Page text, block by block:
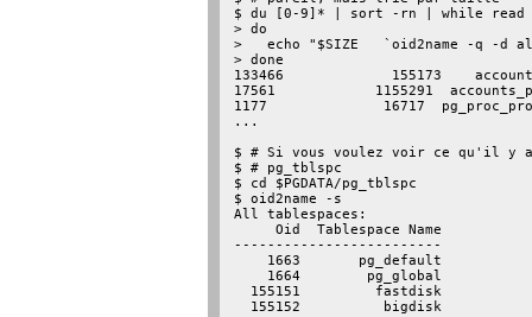
$ du [0-9]* | sort -rn | while read
> do
>   echo "$SIZE   `oid2name -q -d
> done
133466             155173
17561            1155291
1177              16717
...
$ # Si vous voulez voir ce qu'il y
$ # pg_tblspc
$ cd $PGDATA/pg_tblspc
$ oid2name -s
All tablespaces:
     Oid  Tablespace Name
-------------------------
    1663       pg_default
    1664        pg_global
  155151         fastdisk
  155152          bigdisk